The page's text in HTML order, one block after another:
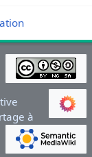
à